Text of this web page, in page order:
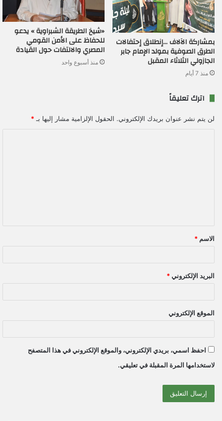
بمشاركة الآلاف …إنطلاق إحتفالات
الطرق الصوفية بمولد الإمام جابر
الجازولي الثلاثاء المقبل
منذ 7 أيام
«شيخ الطريقة الشبراوية » يدعو
للحفاظ على الأمن القومي
المصري والالتفات حول القيادة
منذ أسبوع واحد
اترك تعليقاً
لن يتم نشر عنوان بريدك الإلكتروني. الحقول الإلزامية مشار إليها بـ *
ق
*
الاسم *
البريد الإلكتروني *
الموقع الإلكتروني
احفظ اسمي، بريدي الإلكتروني، والموقع الإلكتروني في هذا المتصفح
لاستخدامها المرة المقبلة في تعليقي.